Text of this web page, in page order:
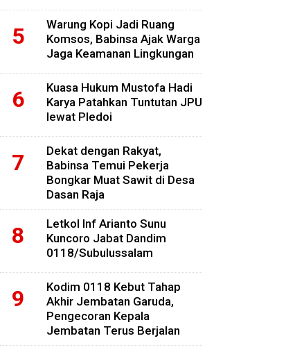
Warung Kopi Jadi Ruang
Komsos, Babinsa Ajak Warga
Jaga Keamanan Lingkungan
Kuasa Hukum Mustofa Hadi
Karya Patahkan Tuntutan JPU
lewat Pledoi
Dekat dengan Rakyat,
Babinsa Temui Pekerja
Bongkar Muat Sawit di Desa
Dasan Raja
Letkol Inf Arianto Sunu
Kuncoro Jabat Dandim
0118/Subulussalam
Kodim 0118 Kebut Tahap
Akhir Jembatan Garuda,
Pengecoran Kepala
Jembatan Terus Berjalan